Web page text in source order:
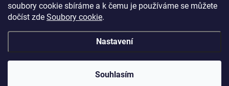
soubory cookie sbíráme a k čemu je používáme se můžete
dočíst zde Soubory cookie.
Nastavení
Souhlasím
Vytvořil Shoptet